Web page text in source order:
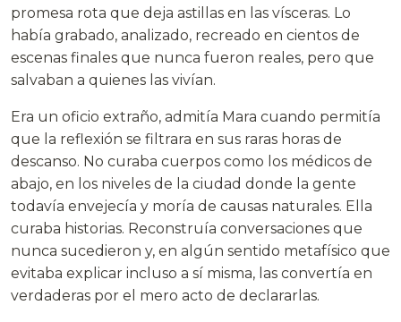
promesa rota que deja astillas en las vísceras. Lo
había grabado, analizado, recreado en cientos de
escenas finales que nunca fueron reales, pero que
salvaban a quienes las vivían.
Era un oficio extraño, admitía Mara cuando permitía
que la reflexión se filtrara en sus raras horas de
descanso. No curaba cuerpos como los médicos de
abajo, en los niveles de la ciudad donde la gente
todavía envejecía y moría de causas naturales. Ella
curaba historias. Reconstruía conversaciones que
nunca sucedieron y, en algún sentido metafísico que
evitaba explicar incluso a sí misma, las convertía en
verdaderas por el mero acto de declararlas.